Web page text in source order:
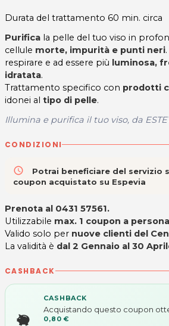
Durata del trattamento 60 min. circa
Purifica la pelle del tuo viso in
cellule morte, impurità e punti neri
respirare e ad essere più luminosa,
idratata.
Trattamento specifico con prodotti
idonei al tipo di pelle.
Illumina e purifica il tuo viso, da
CONDIZIONI
access_time
Potrai beneficiare del servizio
coupon acquistato su Espevia
Prenota al 0431 57561.
Utilizzabile max. 1 coupon a persona
Valido solo per nuove clienti del
La validità è dal 2 Gennaio al 30
CASHBACK
CASHBACK
Acquistando questo coupon
0,80 €